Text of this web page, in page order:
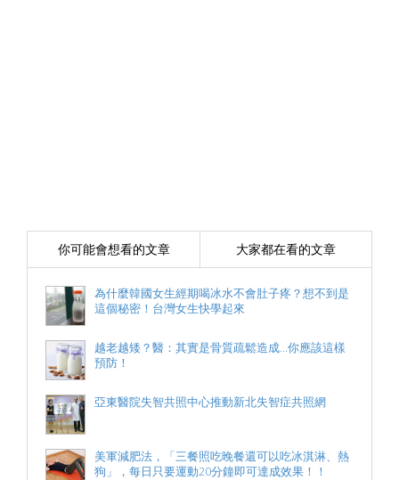
你可能會想看的文章 大家都在看的文章
為什麼韓國女生經期喝冰水不會肚子疼？想不到是
這個秘密！台灣女生快學起來
越老越矮？醫：其實是骨質疏鬆造成...你應該這樣
預防！
亞東醫院失智共照中心推動新北失智症共照網
美軍減肥法，「三餐照吃晚餐還可以吃冰淇淋、熱
狗」，每日只要運動20分鐘即可達成效果！！